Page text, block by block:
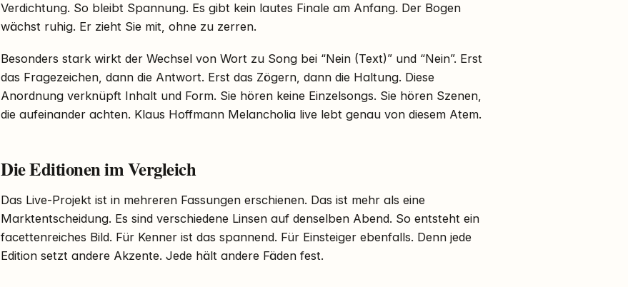
Verdichtung. So bleibt Spannung. Es gibt kein lautes Finale am Anfang. Der Bogen
wächst ruhig. Er zieht Sie mit, ohne zu zerren.
Besonders stark wirkt der Wechsel von Wort zu Song bei “Nein (Text)” und “Nein”. Erst
das Fragezeichen, dann die Antwort. Erst das Zögern, dann die Haltung. Diese
Anordnung verknüpft Inhalt und Form. Sie hören keine Einzelsongs. Sie hören Szenen,
die aufeinander achten. Klaus Hoffmann Melancholia live lebt genau von diesem Atem.
Die Editionen im Vergleich
Das Live-Projekt ist in mehreren Fassungen erschienen. Das ist mehr als eine
Marktentscheidung. Es sind verschiedene Linsen auf denselben Abend. So entsteht ein
facettenreiches Bild. Für Kenner ist das spannend. Für Einsteiger ebenfalls. Denn jede
Edition setzt andere Akzente. Jede hält andere Fäden fest.